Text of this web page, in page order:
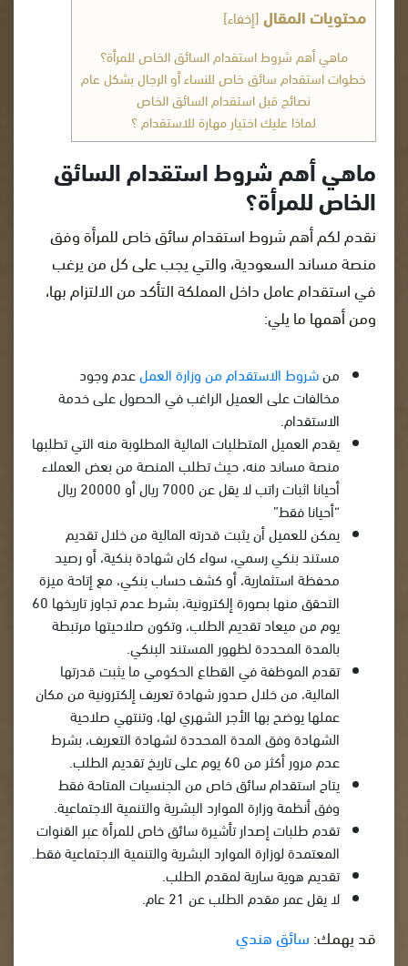
محتويات المقال[إخفاء]
ماهي أهم شروط استقدام السائق الخاص للمرأة؟
خطوات استقدام سائق خاص للنساء أو الرجال بشكل عام
نصائح قبل استقدام السائق الخاص
لماذا عليك اختيار مهارة للاستقدام ؟
ماهي أهم شروط استقدام السائق
الخاص للمرأة؟
نقدم لكم أهم شروط استقدام سائق خاص للمرأة وفق
منصة مساند السعودية، والتي يجب على كل من يرغب
في استقدام عامل داخل المملكة التأكد من الالتزام بها،
ومن أهمها ما يلي:
منشروط الاستقدام من وزارة العملعدم وجود
مخالفات على العميل الراغب في الحصول على خدمة
الاستقدام.
يقدم العميل المتطلبات المالية المطلوبة منه التي تطلبها
منصة مساند منه، حيث تطلب المنصة من بعض العملاء
أحيانا اثبات راتب لا يقل عن 7000 ريال أو 20000 ريال
“أحيانا فقط”
يمكن للعميل أن يثبت قدرته المالية من خلال تقديم
مستند بنكي رسمي، سواء كان شهادة بنكية، أو رصيد
محفظة استثمارية، أو كشف حساب بنكي، مع إتاحة ميزة
التحقق منها بصورة إلكترونية، بشرط عدم تجاوز تاريخها 60
يوم من ميعاد تقديم الطلب، وتكون صلاحيتها مرتبطة
بالمدة المحددة لظهور المستند البنكي.
تقدم الموظفة في القطاع الحكومي ما يثبت قدرتها
المالية، من خلال صدور شهادة تعريف إلكترونية من مكان
عملها يوضح بها الأجر الشهري لها، وتنتهي صلاحية
الشهادة وفق المدة المحددة لشهادة التعريف، بشرط
عدم مرور أكثر من 60 يوم على تاريخ تقديم الطلب.
يتاح استقدام سائق خاص من الجنسيات المتاحة فقط
وفق أنظمة وزارة الموارد البشرية والتنمية الاجتماعية.
تقدم طلبات إصدار تأشيرة سائق خاص للمرأة عبر القنوات
المعتمدة لوزارة الموارد البشرية والتنمية الاجتماعية فقط.
تقديم هوية سارية لمقدم الطلب.
لا يقل عمر مقدم الطلب عن 21 عام.
قد يهمك:سائق هندي